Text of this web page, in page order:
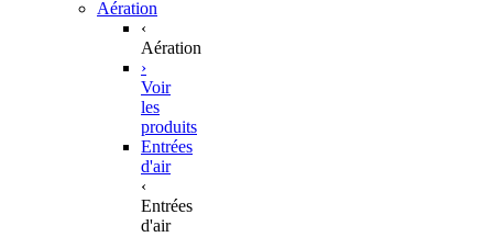
Aération
‹
Aération
›
Voir
les
produits
Entrées
d'air
‹
Entrées
d'air